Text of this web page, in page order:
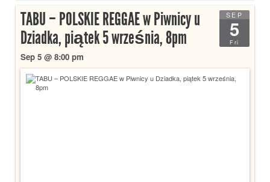
SEP
5
Fri
TABU – POLSKIE REGGAE w Piwnicy u
Dziadka, piątek 5 września, 8pm
Sep 5 @ 8:00 pm